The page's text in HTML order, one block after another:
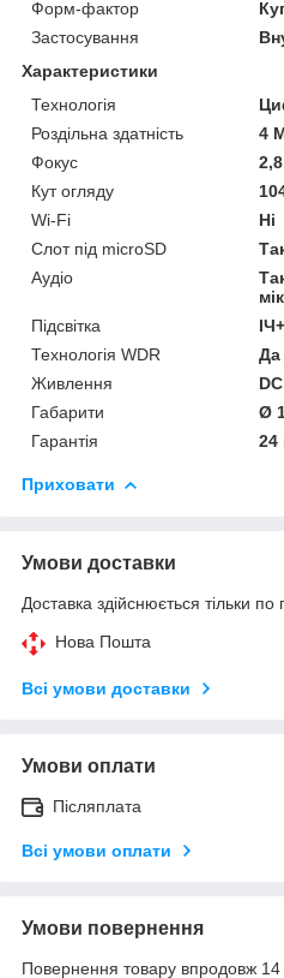
Форм-фактор
Застосування
Характеристики
Технологія
Роздільна здатність
4
Фокус
Кут огляду
Wi-Fi
Ні
Слот під microSD
Аудіо
Підсвітка
Технологія WDR
Да
Живлення
Габарити
Ø
Гарантія
24
Приховати
Умови доставки
Доставка здійснюється тільки по
Нова Пошта
Всі умови доставки
Умови оплати
Післяплата
Всі умови оплати
Умови повернення
Повернення товару впродовж 14